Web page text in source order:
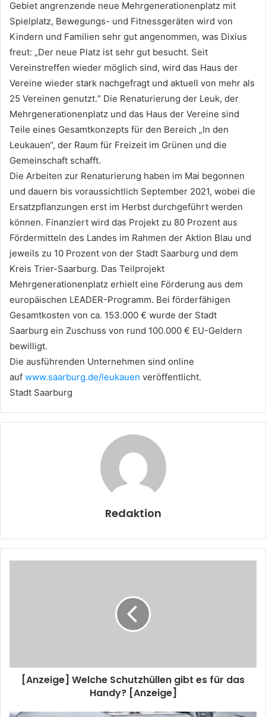
Gebiet angrenzende neue Mehrgenerationenplatz mit
Spielplatz, Bewegungs- und Fitnessgeräten wird von
Kindern und Familien sehr gut angenommen, was Dixius
freut: „Der neue Platz ist sehr gut besucht. Seit
Vereinstreffen wieder möglich sind, wird das Haus der
Vereine wieder stark nachgefragt und aktuell von mehr als
25 Vereinen genutzt.“ Die Renaturierung der Leuk, der
Mehrgenerationenplatz und das Haus der Vereine sind
Teile eines Gesamtkonzepts für den Bereich „In den
Leukauen“, der Raum für Freizeit im Grünen und die
Gemeinschaft schafft.
Die Arbeiten zur Renaturierung haben im Mai begonnen
und dauern bis voraussichtlich September 2021, wobei die
Ersatzpflanzungen erst im Herbst durchgeführt werden
können. Finanziert wird das Projekt zu 80 Prozent aus
Fördermitteln des Landes im Rahmen der Aktion Blau und
jeweils zu 10 Prozent von der Stadt Saarburg und dem
Kreis Trier-Saarburg. Das Teilprojekt
Mehrgenerationenplatz erhielt eine Förderung aus dem
europäischen LEADER-Programm. Bei förderfähigen
Gesamtkosten von ca. 153.000 € wurde der Stadt
Saarburg ein Zuschuss von rund 100.000 € EU-Geldern
bewilligt.
Die ausführenden Unternehmen sind online
auf www.saarburg.de/leukauen veröffentlicht.
Stadt Saarburg
Redaktion
[Anzeige] Welche Schutzhüllen gibt es für das
Handy? [Anzeige]